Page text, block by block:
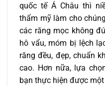
quốc tế Á Châu thì
thẩm mỹ làm cho
các răng mọc không
hô vẩu, móm bị lệch
răng đều, đẹp, chuẩn
cao. Hơn nữa, lựa
bạn thực hiện được